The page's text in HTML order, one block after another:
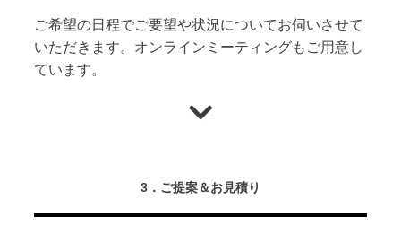
ご希望の日程でご要望や状況についてお伺いさせて
いただきます。オンラインミーティングもご用意し
ています。
3．ご提案＆お見積り